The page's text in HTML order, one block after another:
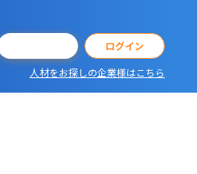
ログイン
人材をお探しの企業様はこちら